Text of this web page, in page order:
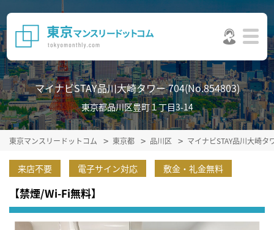
マイナビSTAY品川大崎タワー 704(No.854803)
東京都品川区豊町１丁目3-14
東京マンスリードットコム 東京都 品川区 マイナビSTAY品川大崎タ
来店不要 電子サイン対応 敷金・礼金無料
【禁煙/Wi-Fi無料】